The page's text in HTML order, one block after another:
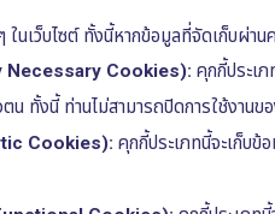
ในเว็บไซต์ ทั้งนี้หากข้อมูลที่จัดเก็บผ่
Necessary Cookies): คุกกี้ประเภ
น ทั้งนี้ ท่านไม่สามารถปิดการใช้งานข
Cookies): คุกกี้ประเภทนี้จะเก็บข้